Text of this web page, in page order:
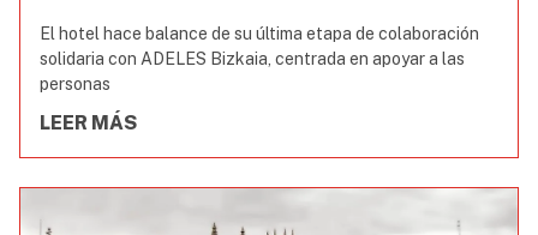
El hotel hace balance de su última etapa de colaboración
solidaria con ADELES Bizkaia, centrada en apoyar a las
personas
LEER MÁS